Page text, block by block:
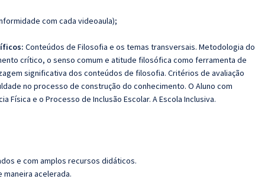
com cada videoaula);
Conteúdos de Filosofia e os temas transversais. Metodologia do
crítico, o senso comum e atitude filosófica como ferramenta de
significativa dos conteúdos de filosofia. Critérios de avaliação
no processo de construção do conhecimento. O Aluno com
Física e o Processo de Inclusão Escolar. A Escola Inclusiva.
e com amplos recursos didáticos.
maneira acelerada.